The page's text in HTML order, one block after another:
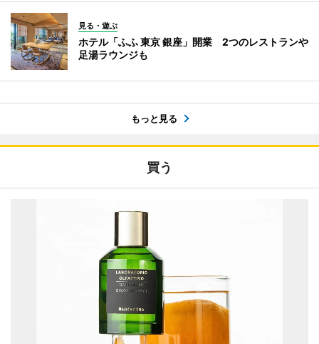
見る・遊ぶ
ホテル「ふふ 東京 銀座」開業 2つのレストランや
足湯ラウンジも
もっと見る
買う